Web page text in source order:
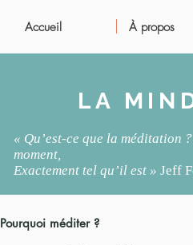
Accueil À propos
LA
« Qu’est-ce que la méditation
moment,
Exactement tel qu’il est » Jeff
Pourquoi méditer ?